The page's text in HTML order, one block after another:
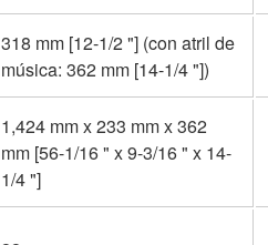
318 mm [12-1/2 "] (con atril de
música: 362 mm [14-1/4 "])
1,424 mm x 233 mm x 362
mm [56-1/16 " x 9-3/16 " x 14-
1/4 "]